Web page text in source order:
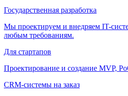
Государственная разработка
Мы проектируем и внедряем IT-
любым требованиям.
Для стартапов
Проектирование и создание MVP,
CRM-системы на заказ